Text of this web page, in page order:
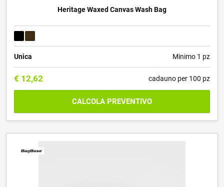
Heritage Waxed Canvas Wash Bag
Unica Minimo 1 pz
€ 12,62 cadauno per 100 pz
CALCOLA PREVENTIVO